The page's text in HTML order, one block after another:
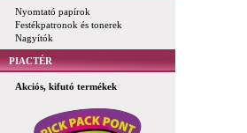
Nyomtató papírok
Festékpatronok és tonerek
Nagyítók
PIACTÉR
Akciós, kifutó termékek